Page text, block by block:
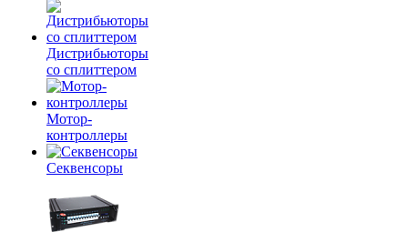
Дистрибьюторы
со сплиттером
Мотор-
контроллеры
Секвенсоры